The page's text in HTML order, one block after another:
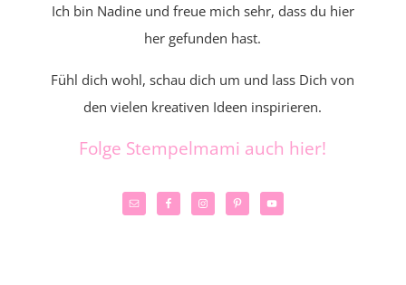
Ich bin Nadine und freue mich sehr, dass du hier
her gefunden hast.
Fühl dich wohl, schau dich um und lass Dich von
den vielen kreativen Ideen inspirieren.
Folge Stempelmami auch hier!